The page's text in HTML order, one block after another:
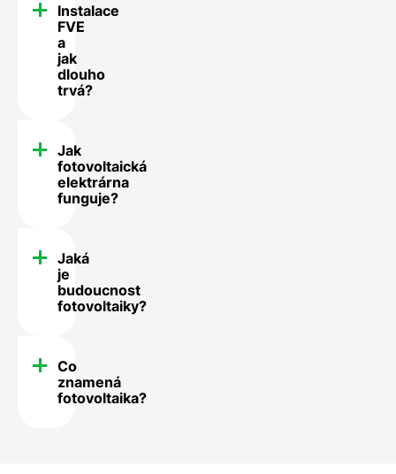
Instalace
FVE
a
jak
dlouho
trvá?
Jak
fotovoltaická
elektrárna
funguje?
Jaká
je
budoucnost
fotovoltaiky?
Co
znamená
fotovoltaika?